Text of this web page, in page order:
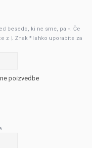
besedo, ki ne sme, pa -. Če
z |. Znak * lahko uporabite za
poizvedbe